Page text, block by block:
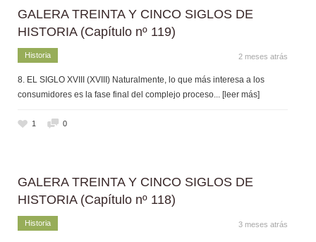
GALERA TREINTA Y CINCO SIGLOS DE
HISTORIA (Capítulo nº 119)
Historia 2 meses atrás
8. EL SIGLO XVIII (XVIII) Naturalmente, lo que más interesa a los
consumidores es la fase final del complejo proceso... [leer más]
1 0
GALERA TREINTA Y CINCO SIGLOS DE
HISTORIA (Capítulo nº 118)
Historia 3 meses atrás